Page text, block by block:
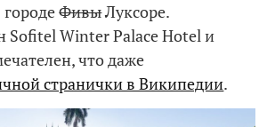
городеФивыЛуксоре.
Sofitel Winter Palace Hotel и
что даже
странички в Википедии.